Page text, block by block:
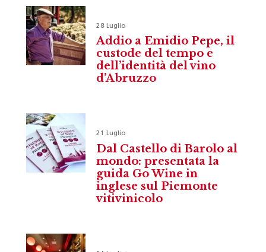
28 Luglio
Addio a Emidio Pepe, il
custode del tempo e
dell’identità del vino
d’Abruzzo
21 Luglio
Dal Castello di Barolo al
mondo: presentata la
guida Go Wine in
inglese sul Piemonte
vitivinicolo